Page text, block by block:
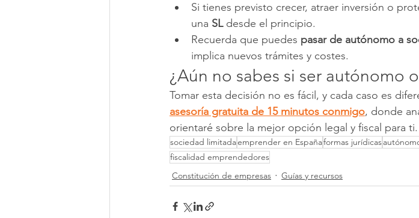
Si tienes previsto crecer, atraer inversión o
una SL desde el principio.
Recuerda que puedes pasar de autónomo a
implica nuevos trámites y costes.
¿Aún no sabes si ser autónomo o
Tomar esta decisión no es fácil, y cada caso es
asesoría gratuita de 15 minutos conmigo, donde
orientaré sobre la mejor opción legal y fiscal para ti.
sociedad limitadaemprender en Españaformas jurídicas
fiscalidad emprendedores
Constitución de empresas
Guías y recursos